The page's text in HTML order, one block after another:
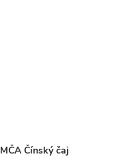
Čínský čaj